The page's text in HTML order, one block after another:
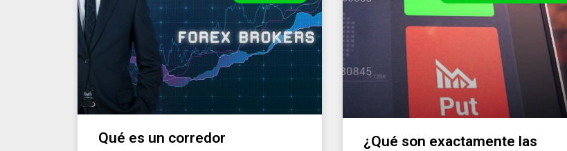
Qué es un corredor
¿Qué son exactamente las